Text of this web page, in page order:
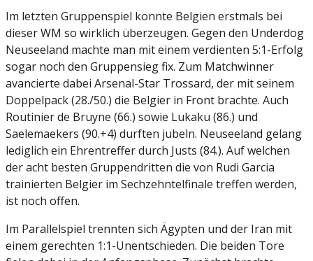
Im letzten Gruppenspiel konnte Belgien erstmals bei
dieser WM so wirklich überzeugen. Gegen den Underdog
Neuseeland machte man mit einem verdienten 5:1-Erfolg
sogar noch den Gruppensieg fix. Zum Matchwinner
avancierte dabei Arsenal-Star Trossard, der mit seinem
Doppelpack (28./50.) die Belgier in Front brachte. Auch
Routinier de Bruyne (66.) sowie Lukaku (86.) und
Saelemaekers (90.+4) durften jubeln. Neuseeland gelang
lediglich ein Ehrentreffer durch Justs (84.). Auf welchen
der acht besten Gruppendritten die von Rudi Garcia
trainierten Belgier im Sechzehntelfinale treffen werden,
ist noch offen.
Im Parallelspiel trennten sich Ägypten und der Iran mit
einem gerechten 1:1-Unentschieden. Die beiden Tore